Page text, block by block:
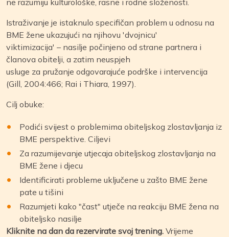
Istraživanje je istaknulo specifičan problem u odnosu na
BME žene ukazujući na njihovu 'dvojnicu'
viktimizacija' – nasilje počinjeno od strane partnera i
članova obitelji, a zatim neuspjeh
usluge za pružanje odgovarajuće podrške i intervencija
(Gill, 2004:466; Rai i Thiara, 1997).
Cilj obuke:
Podići svijest o problemima obiteljskog zlostavljanja iz
BME perspektive. Ciljevi
Za razumijevanje utjecaja obiteljskog zlostavljanja na
BME žene i djecu
Identificirati probleme uključene u zašto BME žene
pate u tišini
Razumjeti kako "čast" utječe na reakciju BME žena na
obiteljsko nasilje
Kliknite na dan da rezervirate svoj trening. Vrijeme